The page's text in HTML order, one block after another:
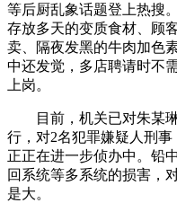
等后厨乱象话题登上热搜
存放多天的变质食材、顾
卖、隔夜发黑的牛肉加色
中还发觉，多店聘请时不
上岗。
目前，机关已对朱某琳
行，对2名犯罪嫌疑人刑
正正在进一步侦办中。铅
回系统等多系统的损害，
是大。